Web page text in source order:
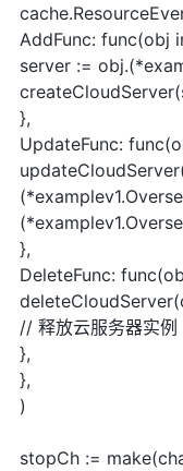
AddFunc: func(obj
server :=
},
UpdateFunc:
},
DeleteFunc:
// 释放云服务器实例
},
},
)
stopCh :=